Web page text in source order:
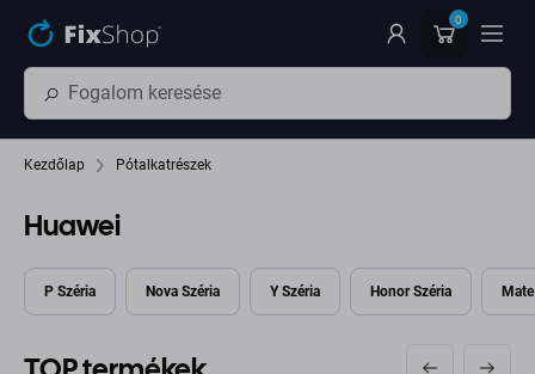
0
Kezdőlap Pótalkatrészek
Huawei
P Széria Nova Széria Y Széria Honor Széria